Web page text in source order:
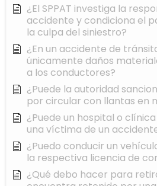
¿El SPPAT investiga la
accidente y condiciona el
la culpa del siniestro?
¿En un accidente de
únicamente daños
a los conductores?
¿Puede la autoridad
por circular con llantas en
¿Puede un hospital o
una víctima de un
¿Puedo conducir un
la respectiva licencia de
¿Qué debo hacer para